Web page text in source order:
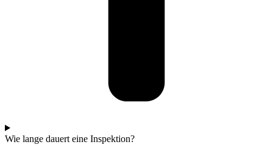
Wie lange dauert eine Inspektion?